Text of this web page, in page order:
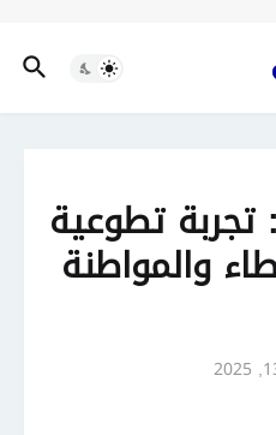
تطوعية
والمواطنة